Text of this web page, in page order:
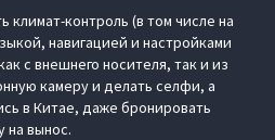
контроль (в том числе на
навигацией и настройками
с внешнего носителя, так и из
камеру и делать селфи, а
в Китае, даже бронировать
на вынос.